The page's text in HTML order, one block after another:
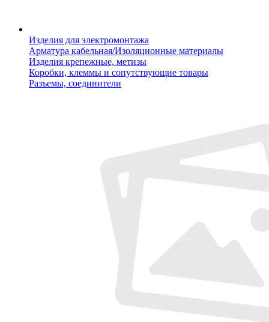
Изделия для электромонтажа
Арматура кабельная/Изоляционные материалы
Изделия крепежные, метизы
Коробки, клеммы и сопутствующие товары
Разъемы, соединители